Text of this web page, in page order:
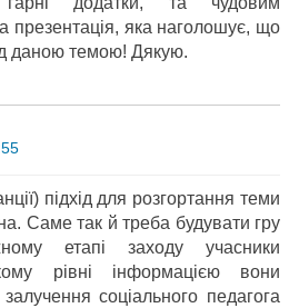
презентація, яка наголошує, що
даною темою! Дякую.
підхід для розгортання теми
Саме так й треба будувати гру
етапі заходу учасники
рівні інформацією вони
соціального педагога